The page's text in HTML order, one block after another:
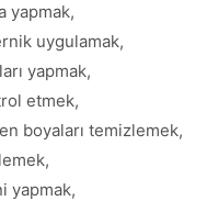
yapmak,
uygulamak,
yapmak,
etmek,
boyaları temizlemek,
yapmak,